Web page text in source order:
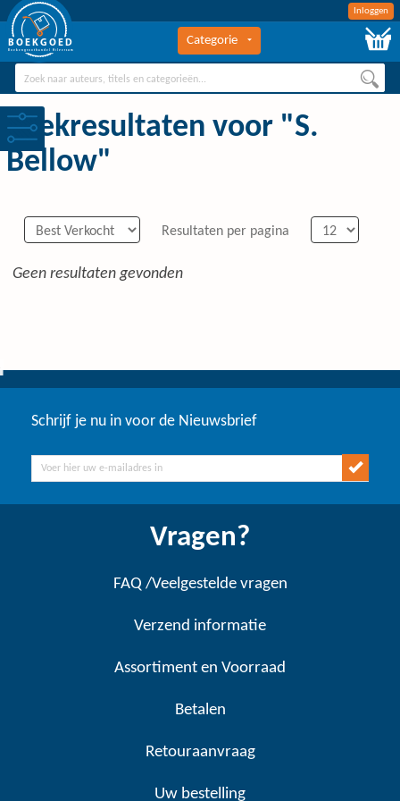
Inloggen
BOEKGOED
Boekengroothandel Hilversum
Categorie
Zoekresultaten voor "S.
Bellow"
Resultaten per pagina
Geen resultaten gevonden
Schrijf je nu in voor de Nieuwsbrief
Vragen?
FAQ /Veelgestelde vragen
Verzend informatie
Assortiment en Voorraad
Betalen
Retouraanvraag
Uw bestelling